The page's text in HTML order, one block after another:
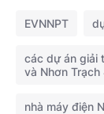
EVNNPT
các dự án giải
và Nhơn Trạch
nhà máy điện